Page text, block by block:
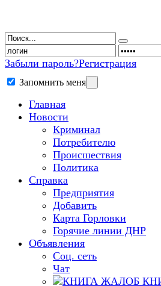
Забыли пароль?Регистрация
Запомнить меня
Главная
Новости
Криминал
Потребителю
Происшествия
Политика
Справка
Предприятия
Добавить
Карта Горловки
Горячие линии ДНР
Объявления
Соц. сеть
Чат